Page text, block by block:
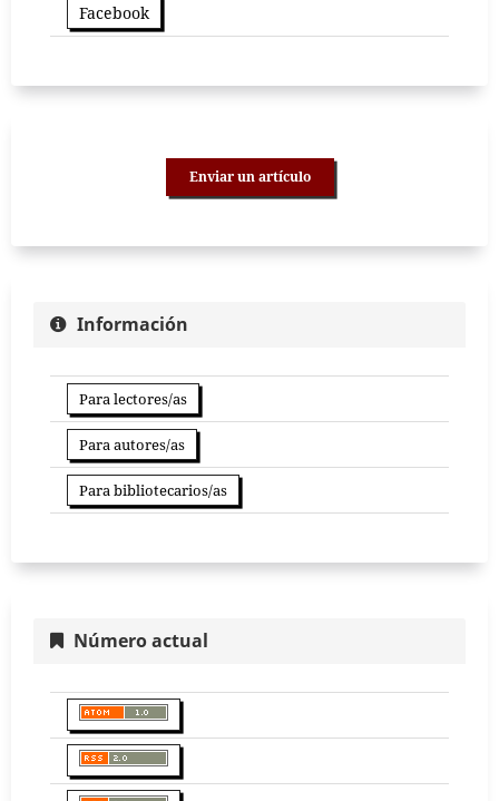
Facebook
Enviar un artículo
Información
Para lectores/as
Para autores/as
Para bibliotecarios/as
Número actual